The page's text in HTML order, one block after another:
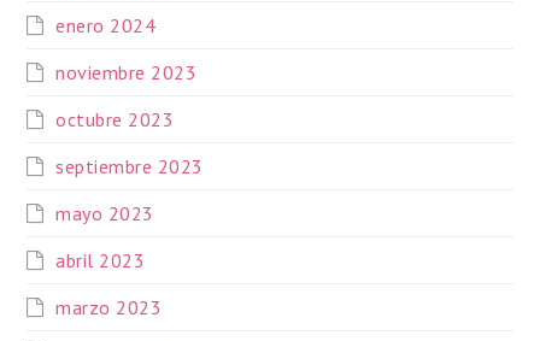
enero 2024
noviembre 2023
octubre 2023
septiembre 2023
mayo 2023
abril 2023
marzo 2023